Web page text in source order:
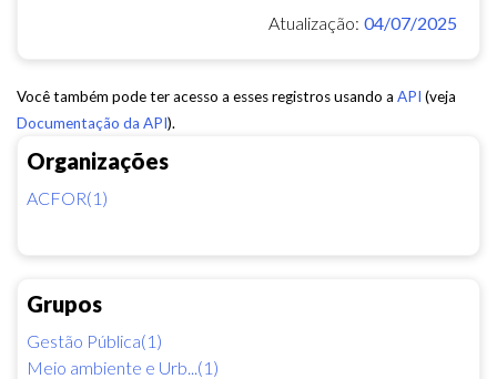
Organizações
ACFOR(1)
Grupos
Gestão Pública(1)
Meio ambiente e Urb...(1)
Atualização: 04/07/2025
Você também pode ter acesso a esses registros usando a API (veja
Documentação da API).